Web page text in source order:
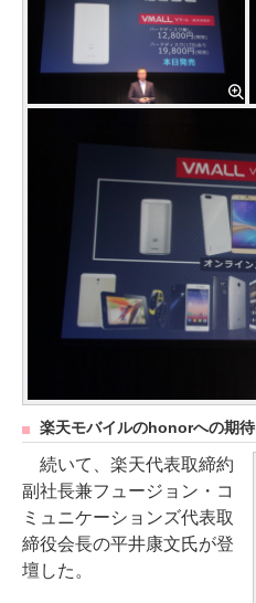
楽天モバイルのhonorへの期待
続いて、楽天代表取締約
副社長兼フュージョン・コ
ミュニケーションズ代表取
締役会長の平井康文氏が登
壇した。